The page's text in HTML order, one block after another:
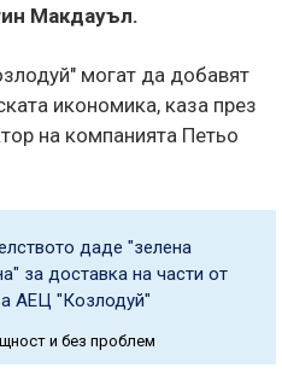
Макдауъл.
могат да добавят
икономика, каза през
на компанията Петьо
даде "зелена
за доставка на части от
АЕЦ "Козлодуй"
и без проблем